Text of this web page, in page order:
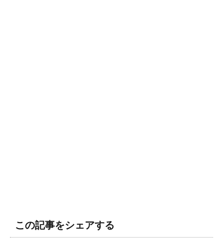
この記事をシェアする